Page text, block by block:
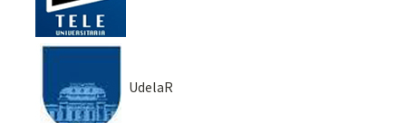
UdelaR